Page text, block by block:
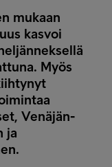
mukaan
kasvoi
Myös
Venäjän-
ja